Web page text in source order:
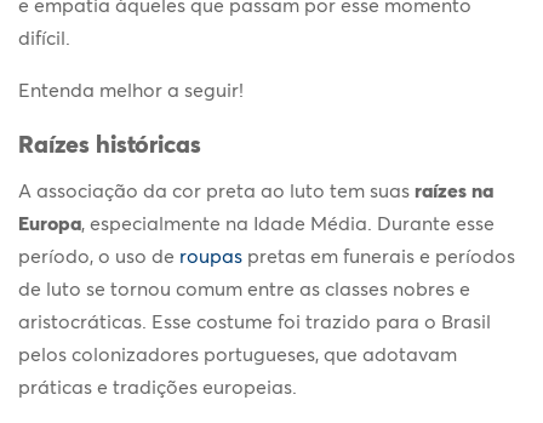
difícil.
Entenda melhor a seguir!
Raízes históricas
A associação da cor preta ao luto tem suas raízes na
Europa, especialmente na Idade Média. Durante esse
período, o uso de roupas pretas em funerais e períodos
de luto se tornou comum entre as classes nobres e
aristocráticas. Esse costume foi trazido para o Brasil
pelos colonizadores portugueses, que adotavam
práticas e tradições europeias.